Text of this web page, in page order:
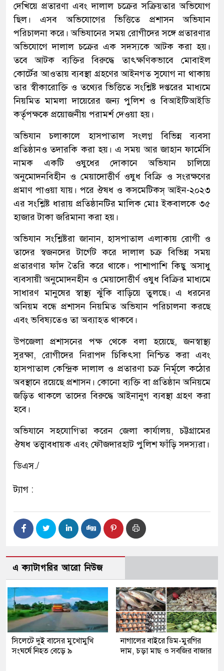
দেখিয়ে প্রতারণা এবং দালাল চক্রের সক্রিয়তার অভিযোগ
ছিল। এসব অভিযোগের ভিত্তিতে প্রশাসন অভিযান
পরিচালনা করে। অভিযানের সময় রোগীদের সঙ্গে প্রতারণার
অভিযোগে দালাল চক্রের এক সদস্যকে আটক করা হয়।
তবে আটক ব্যক্তির বিরুদ্ধে তাৎক্ষণিকভাবে মোবাইল
কোর্টের আওতায় ব্যবস্থা গ্রহণের আইনগত সুযোগ না থাকায়
তার স্বীকারোক্তি ও তথ্যের ভিত্তিতে সংশ্লিষ্ট দপ্তরের মাধ্যমে
নিয়মিত মামলা দায়েরের জন্য পুলিশ ও বিআইটিআইডি
কর্তৃপক্ষকে প্রয়োজনীয় পরামর্শ দেওয়া হয়।
অভিযান চলাকালে হাসপাতাল সংলগ্ন বিভিন্ন ব্যবসা
প্রতিষ্ঠানও তদারকি করা হয়। এ সময় আর জাহান ফার্মেসি
নামক একটি ওষুধের দোকানে অভিযান চালিয়ে
অনুমোদনবিহীন ও মেয়াদোত্তীর্ণ ওষুধ বিক্রি ও সংরক্ষণের
প্রমাণ পাওয়া যায়। পরে ঔষধ ও কসমেটিকস্ আইন-২০২৩
এর সংশ্লিষ্ট ধারায় প্রতিষ্ঠানটির মালিক মোঃ ইকবালকে ৩৫
হাজার টাকা জরিমানা করা হয়।
অভিযান সংশ্লিষ্টরা জানান, হাসপাতাল এলাকায় রোগী ও
তাদের স্বজনদের টার্গেট করে দালাল চক্র বিভিন্ন সময়
প্রতারণার ফাঁদ তৈরি করে থাকে। পাশাপাশি কিছু অসাধু
ব্যবসায়ী অনুমোদনহীন ও মেয়াদোত্তীর্ণ ওষুধ বিক্রির মাধ্যমে
সাধারণ মানুষের স্বাস্থ্য ঝুঁকি বাড়িয়ে তুলছে। এ ধরনের
অনিয়ম বন্ধে প্রশাসন নিয়মিত অভিযান পরিচালনা করছে
এবং ভবিষ্যতেও তা অব্যাহত থাকবে।
উপজেলা প্রশাসনের পক্ষ থেকে বলা হয়েছে, জনস্বাস্থ্য
সুরক্ষা, রোগীদের নিরাপদ চিকিৎসা নিশ্চিত করা এবং
হাসপাতাল কেন্দ্রিক দালাল ও প্রতারণা চক্র নির্মূলে কঠোর
অবস্থানে রয়েছে প্রশাসন। কোনো ব্যক্তি বা প্রতিষ্ঠান অনিয়মে
জড়িত থাকলে তাদের বিরুদ্ধে আইনানুগ ব্যবস্থা গ্রহণ করা
হবে।
অভিযানে সহযোগিতা করেন জেলা কার্যালয়, চট্টগ্রামের
ঔষধ তত্ত্বাবধায়ক এবং ফৌজদারহাট পুলিশ ফাঁড়ি সদস্যরা।
ডিএস./
ট্যাগ :
এ ক্যাটাগরির আরো নিউজ
সিলেটে দুই বাসের মুখোমুখি
সংঘর্ষে নিহত বেড়ে ৯
নাগালের বাইরে ডিম-মুরগির
দাম, চড়া মাছ ও সবজির বাজার